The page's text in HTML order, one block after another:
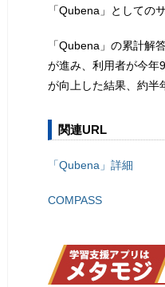
「Qubena」としての
「Qubena」の累計解
が進み、利用者が今年
が向上した結果、約半
関連URL
「Qubena」詳細
COMPASS